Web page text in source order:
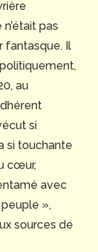
pas
fantasque. Il
au
si
si touchante
cœur,
avec
»,
sources de